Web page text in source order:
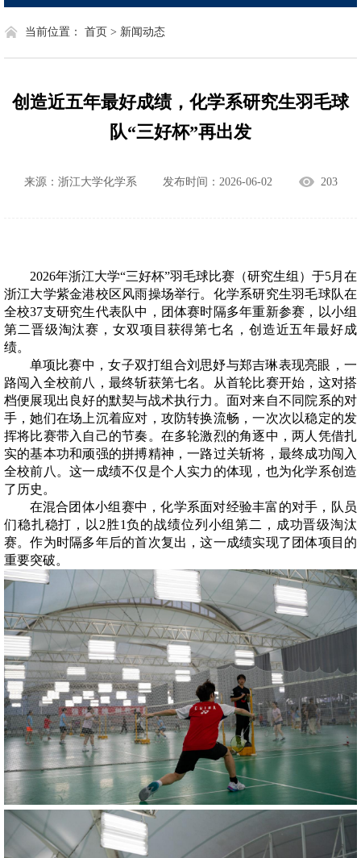
当前位置： 首页 > 新闻动态
创造近五年最好成绩，化学系研究生羽毛球
队“三好杯”再出发
来源：浙江大学化学系 发布时间：2026-06-02 203
2026年浙江大学“三好杯”羽毛球比赛（研究生组）于5月在
浙江大学紫金港校区风雨操场举行。化学系研究生羽毛球队在
全校37支研究生代表队中，团体赛时隔多年重新参赛，以小组
第二晋级淘汰赛，女双项目获得第七名，创造近五年最好成
绩。
单项比赛中，女子双打组合刘思妤与郑吉琳表现亮眼，一
路闯入全校前八，最终斩获第七名。从首轮比赛开始，这对搭
档便展现出良好的默契与战术执行力。面对来自不同院系的对
手，她们在场上沉着应对，攻防转换流畅，一次次以稳定的发
挥将比赛带入自己的节奏。在多轮激烈的角逐中，两人凭借扎
实的基本功和顽强的拼搏精神，一路过关斩将，最终成功闯入
全校前八。这一成绩不仅是个人实力的体现，也为化学系创造
了历史。
在混合团体小组赛中，化学系面对经验丰富的对手，队员
们稳扎稳打，以 2胜1负的战绩位列小组第二，成功晋级淘汰
赛。作为时隔多年后的首次复出，这一成绩实现了团体项目的
重要突破。